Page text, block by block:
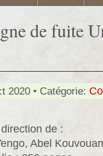
de fuite
2020 • Catégorie:
de :
Abel